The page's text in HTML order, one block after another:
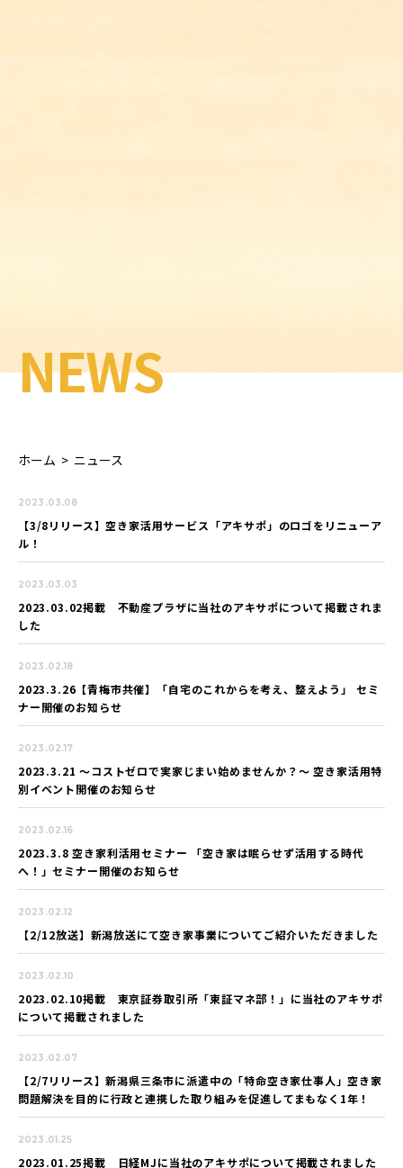
NEWS
ホーム > ニュース
2023.03.08
【3/8リリース】空き家活用サービス「アキサポ」のロゴをリニューア
ル！
2023.03.03
2023.03.02掲載 不動産プラザに当社のアキサポについて掲載されま
した
2023.02.18
2023.3.26【青梅市共催】「自宅のこれからを考え、整えよう」 セミ
ナー開催のお知らせ
2023.02.17
2023.3.21 ～コストゼロで実家じまい始めませんか？～ 空き家活用特
別イベント開催のお知らせ
2023.02.16
2023.3.8 空き家利活用セミナー 「空き家は眠らせず活用する時代
へ！」セミナー開催のお知らせ
2023.02.12
【2/12放送】新潟放送にて空き家事業についてご紹介いただきました
2023.02.10
2023.02.10掲載 東京証券取引所「東証マネ部！」に当社のアキサポ
について掲載されました
2023.02.07
【2/7リリース】新潟県三条市に派遣中の「特命空き家仕事人」空き家
問題解決を目的に行政と連携した取り組みを促進してまもなく1年！
2023.01.25
2023.01.25掲載 日経MJに当社のアキサポについて掲載されました